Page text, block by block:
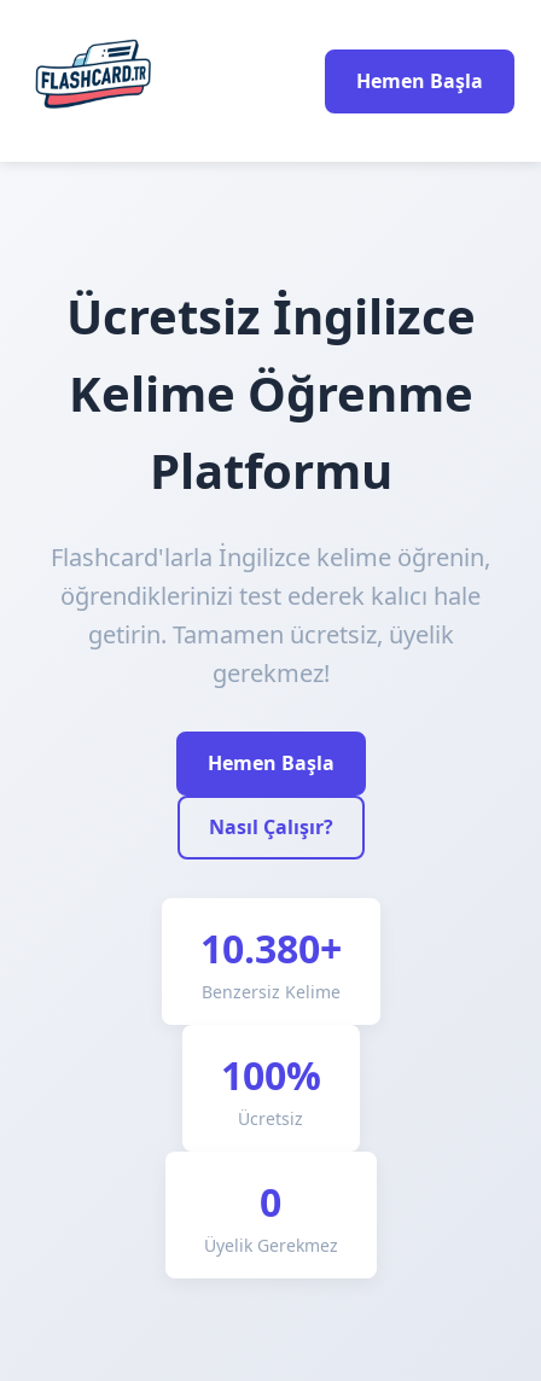
Hemen Başla
Ücretsiz İngilizce
Kelime Öğrenme
Platformu
Flashcard'larla İngilizce kelime öğrenin,
öğrendiklerinizi test ederek kalıcı hale
getirin. Tamamen ücretsiz, üyelik
gerekmez!
Hemen Başla
Nasıl Çalışır?
10.380+
Benzersiz Kelime
100%
Ücretsiz
0
Üyelik Gerekmez